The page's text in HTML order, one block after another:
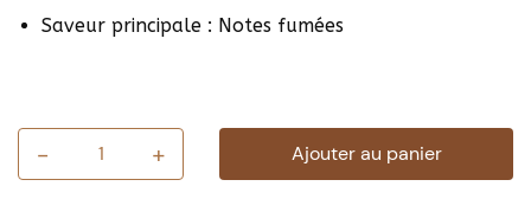
Saveur principale : Notes fumées
-
quantité
de
+ Ajouter au panier